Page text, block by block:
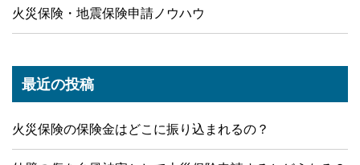
火災保険・地震保険申請ノウハウ
最近の投稿
火災保険の保険金はどこに振り込まれるの？